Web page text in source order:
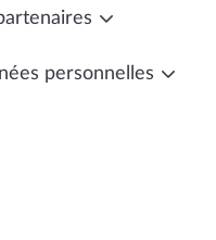
personnelles